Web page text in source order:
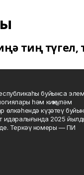
тиң түгел,
буйынса
һәм киңкүләм
өлкәһендә күҙәтеү
идаралығында 2025
Теркәү номеры — ПИ